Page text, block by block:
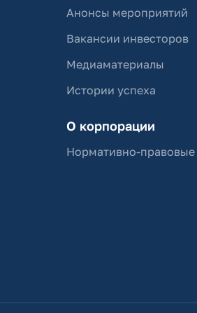
Анонсы мероприятий
Вакансии инвесторов
Медиаматериалы
Истории успеха
О корпорации
Нормативно-правовые